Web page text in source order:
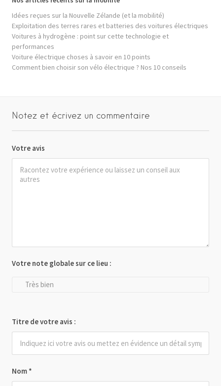
Idées reçues sur la Nouvelle Zélande (et la mobilité)
Exploitation des terres rares et batteries des voitures électriques
Voitures à hydrogène : point sur cette technologie et
performances
Voiture électrique choses à savoir en 10 points
Comment bien choisir son vélo électrique ? Nos 10 conseils
Notez et écrivez un commentaire
Votre avis
Nom *
Votre note globale sur ce lieu :
Très bien
Titre de votre avis :